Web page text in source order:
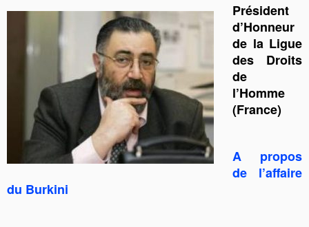
Président
d’Honneur
de la Ligue
des Droits
de
l’Homme
(France)
A propos
de l’affaire
du Burkini